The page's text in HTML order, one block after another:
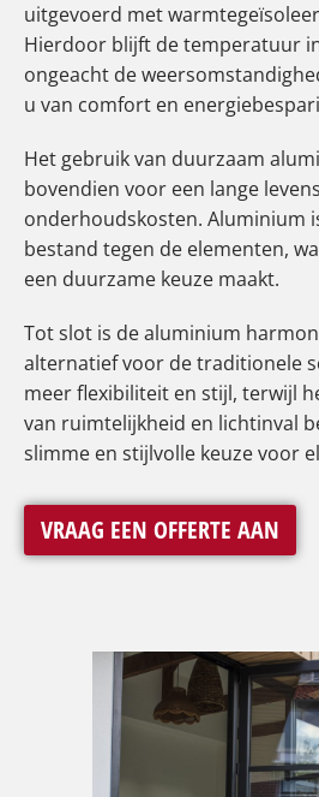
uitgevoerd met
Hierdoor blijft de temperatuur
ongeacht de
u van comfort en
Het gebruik van duurzaam
bovendien voor een lange
onderhoudskosten. Aluminium
bestand tegen de elementen,
een duurzame keuze maakt.
Tot slot is de aluminium
alternatief voor de traditionele
meer flexibiliteit en stijl, terwijl
van ruimtelijkheid en lichtinval
slimme en stijlvolle keuze voor
VRAAG EEN OFFERTE AAN